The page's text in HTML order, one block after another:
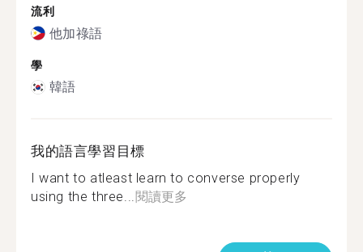
流利
他加祿語
學
韓語
我的語言學習目標
I want to atleast learn to converse properly
using the three...閱讀更多